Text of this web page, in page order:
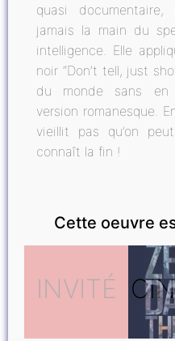
quasi
jamais la main du
intelligence. Elle
noir “Don’t tell, just
du monde sans en
version romanesque.
vieillit pas qu’on
connaît la fin !
Cette oeuvre
INVITÉ